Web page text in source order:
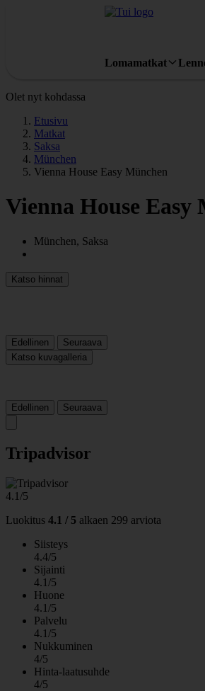
Lomamatkat
Olet nyt kohdassa
Etusivu
Matkat
Saksa
München
Vienna House Easy München
Vienna House Easy
München, Saksa
Katso hinnat
Edellinen
Seuraava
Katso kuvagalleria
Edellinen Seuraava
Tripadvisor
4.1/5
Luokitus 4.1 / 5 alkaen 299 arviota
Siisteys
4.4/5
Sijainti
4.1/5
Huone
4.1/5
Palvelu
4.1/5
Nukkuminen
4/5
Hinta-laatusuhde
4/5